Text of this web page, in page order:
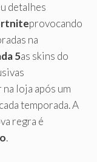
detalhes
provocando
na
5as skins do
loja após um
temporada. A
regra é
.